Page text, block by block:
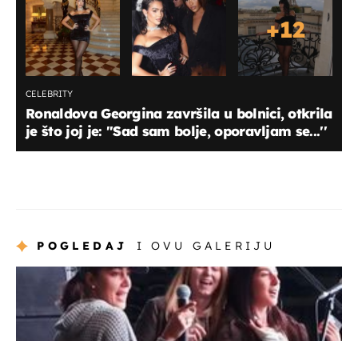
+12
CELEBRITY
Ronaldova Georgina završila u bolnici, otkrila
je što joj je: ''Sad sam bolje, oporavljam se...''
POGLEDAJ I OVU GALERIJU